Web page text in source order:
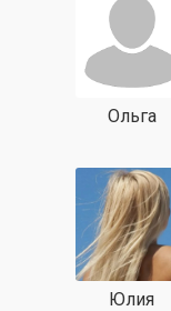
Ольга
Юлия